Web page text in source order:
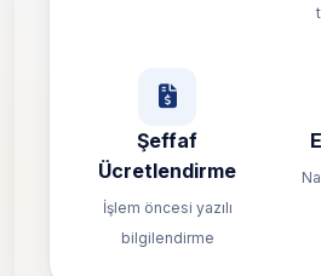
Şeffaf
Ücretlendirme
İşlem öncesi yazılı
bilgilendirme